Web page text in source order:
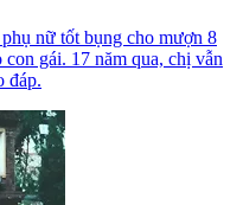
nữ tốt bụng cho mượn 8
gái. 17 năm qua, chị vẫn
đáp.